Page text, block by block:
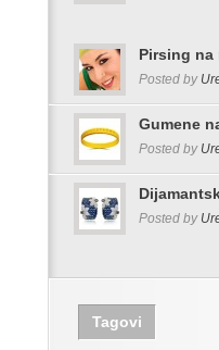
Pirsing na
Posted by
Gumene
Posted by
Posted by
Tagovi